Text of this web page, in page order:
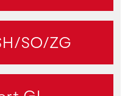
SO/ZG